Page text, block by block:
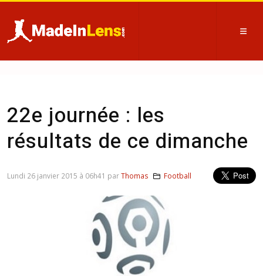
22e journée : les
résultats de ce dimanche
Lundi 26 janvier 2015 à 06h41 parThomas Football